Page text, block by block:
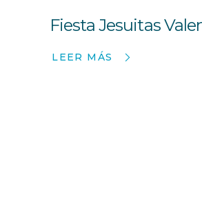
Fiesta Jesuitas
LEER MÁS